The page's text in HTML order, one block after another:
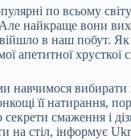
по всьому світу
найкраще вони
в наш побут.
апетитної хрусткої
навчимося вибирати
її натирання,
секрети смаження і
на стіл, інформує